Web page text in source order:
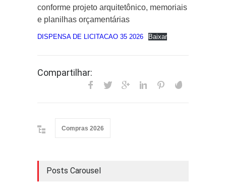
conforme projeto arquitetônico, memoriais
e planilhas orçamentárias
DISPENSA DE LICITACAO 35 2026 Baixar
Compartilhar:
Compras 2026
Posts Carousel